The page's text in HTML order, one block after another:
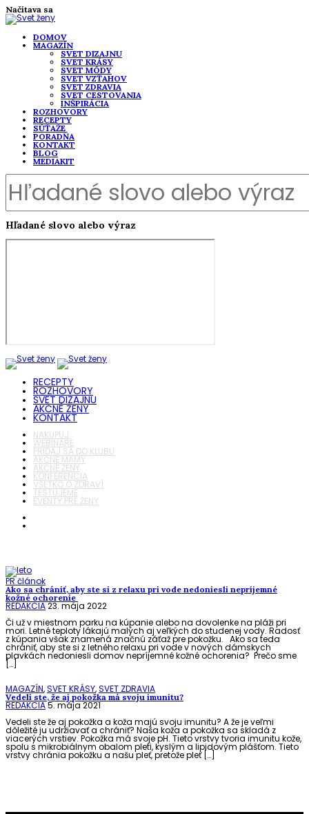
Načítava sa
DOMOV
MAGAZÍN
SVET DIZAJNU
SVET KRÁSY
SVET MÓDY
SVET VZŤAHOV
SVET ZDRAVIA
SVET CESTOVANIA
INŠPIRÁCIA
ROZHOVORY
RECEPTY
SÚŤAŽE
PORADŇA
KONTAKT
BLOG
MEDIAKIT
Hľadané slovo alebo výraz
RECEPTY
ROZHOVORY
SVET DIZAJNU
AKČNÉ ŽENY
KONTAKT
NAKUPUJ
WEBINÁRE
PRIDAJ SA DO KLUBU
AKČNÉ MAMY
AKČNÉ ŽENY
KONFERENCIA
VŠETKO O ZDRAVÍ
TESTUJEME
EVENTY PRE ŽENY
PR článok
Ako sa chrániť, aby ste si z relaxu pri vode nedoniesli nepríjemné
kožné ochorenie
REDAKCIA23. mája 2022
Či už v miestnom parku na kúpanie alebo na dovolenke na pláži pri
mori. Letné teploty lákajú malých aj veľkých do studenej vody. Radosť
z kúpania však znamená značnú záťaž pre pokožku. Ako sa teda
chrániť, aby ste si z letného relaxu pri vode v nových dámskych
plavkách nedoniesli domov nepríjemné kožné ochorenia? Prečo sme
[…]
MAGAZÍN,SVET KRÁSY,SVET ZDRAVIA
Vedeli ste, že aj pokožka má svoju imunitu?
REDAKCIA5. mája 2021
Vedeli ste že aj pokožka a koža majú svoju imunitu? A že je veľmi
dôležité ju udržiavať a chrániť? Naša koža a pokožka sa skladá z
viacerých vrstiev. Pokožka má svoje pH. Tieto vrstvy tvoria imunitu kože,
spolu s mikrobiálnym obalom pleti, kyslým a lipidovým plášťom. Tieto
vrstvy chránia pokožku a našu pleť, pretože pleť […]